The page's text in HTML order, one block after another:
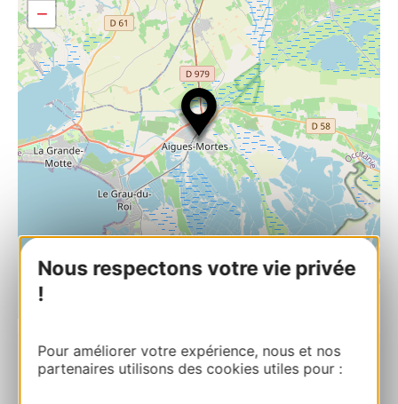
Nous respectons votre vie privée
!
Pour améliorer votre expérience, nous et nos
partenaires utilisons des cookies utiles pour :
−
Restaurant – Le Bistrot du Marché